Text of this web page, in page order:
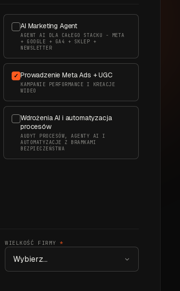
AI Marketing Agent
AGENT AI DLA CAŁEGO STACKU - META
+ GOOGLE + GA4 + SKLEP +
NEWSLETTER
Prowadzenie Meta Ads + UGC
KAMPANIE PERFORMANCE I KREACJE
WIDEO
Wdrożenia AI i automatyzacja
procesów
AUDYT PROCESÓW, AGENTY AI I
AUTOMATYZACJE Z BRAMKAMI
BEZPIECZEŃSTWA
WIELKOŚĆ FIRMY*